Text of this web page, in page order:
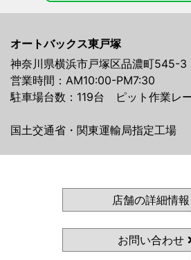
オートバックス東戸塚
神奈川県横浜市戸塚区品濃町545-3
営業時間：AM10:00-PM7:30
駐車場台数：119台 ピット作業レ
国土交通省・関東運輸局指定工場
店舗の詳細情報
お問い合わせ